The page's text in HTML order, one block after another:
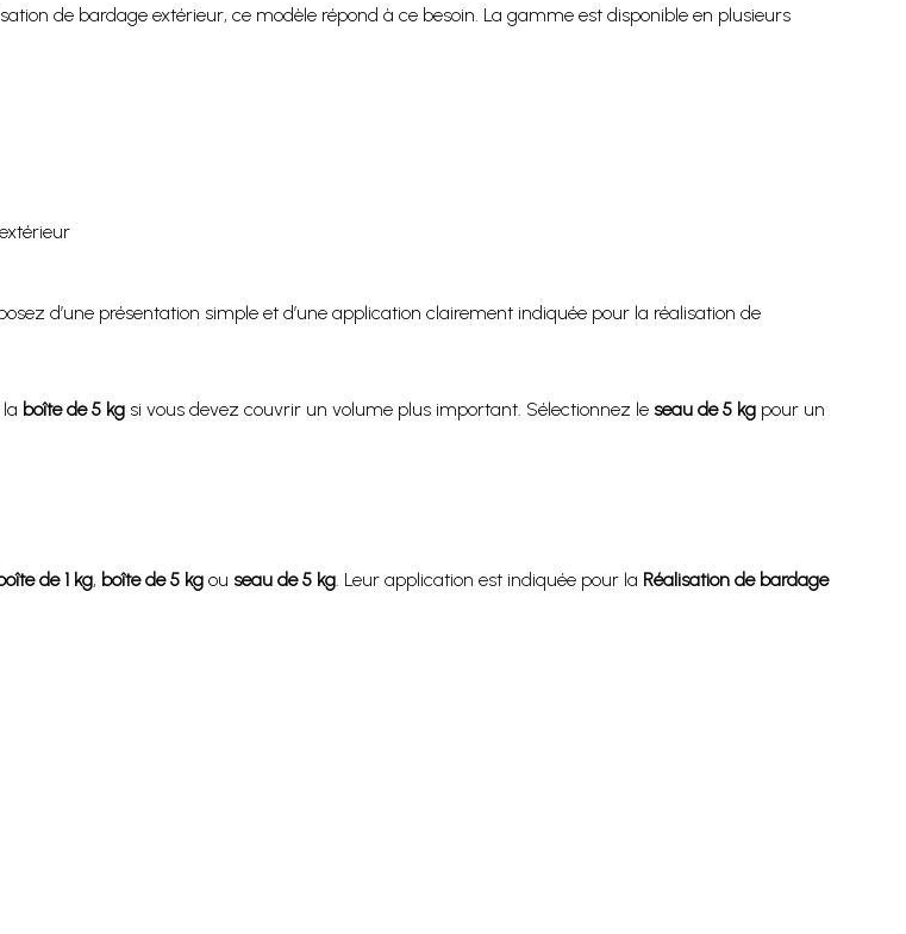
de bardage extérieur, ce modèle répond à ce besoin. La gamme est disponible en plusieurs
d’une présentation simple et d’une application clairement indiquée pour la réalisation de
boîte de 5 kgsi vous devez couvrir un volume plus important. Sélectionnez le seau de 5 kgpour un
de 1 kg, boîte de 5 kgou seau de 5 kg. Leur application est indiquée pour la Réalisation de bardage